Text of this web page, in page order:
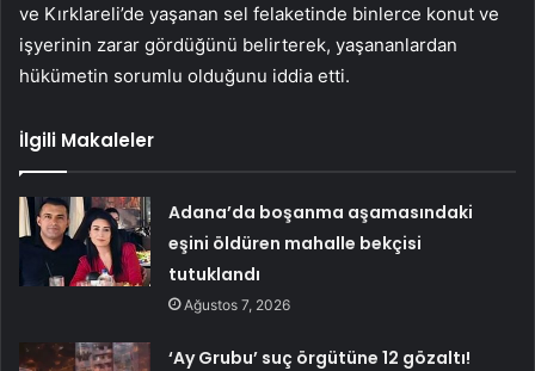
ve Kırklareli’de yaşanan sel felaketinde binlerce konut ve
işyerinin zarar gördüğünü belirterek, yaşananlardan
hükümetin sorumlu olduğunu iddia etti.
İlgili Makaleler
Adana’da boşanma aşamasındaki
eşini öldüren mahalle bekçisi
tutuklandı
Ağustos 7, 2026
‘Ay Grubu’ suç örgütüne 12 gözaltı!